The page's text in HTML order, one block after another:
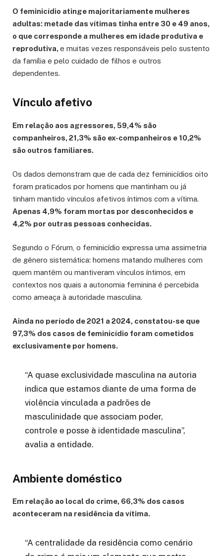
O feminicídio atinge majoritariamente mulheres
adultas: metade das vítimas tinha entre 30 e 49 anos,
o que corresponde a mulheres em idade produtiva e
reprodutiva,e muitas vezes responsáveis pelo sustento
da família e pelo cuidado de filhos e outros
dependentes.
Vínculo afetivo
Em relação aos agressores, 59,4% são
companheiros, 21,3% são ex-companheiros e 10,2%
são outros familiares.
Os dados demonstram que de cada dez feminicídios oito
foram praticados por homens que mantinham ou já
tinham mantido vínculos afetivos íntimos com a vítima.
Apenas 4,9% foram mortas por desconhecidos e
4,2% por outras pessoas conhecidas.
Segundo o Fórum, o feminicídio expressa uma assimetria
de gênero sistemática: homens matando mulheres com
quem mantêm ou mantiveram vínculos íntimos, em
contextos nos quais a autonomia feminina é percebida
como ameaça à autoridade masculina.
Ainda no período de 2021 a 2024, constatou-se que
97,3% dos casos de feminicídio foram cometidos
exclusivamente por homens.
“A quase exclusividade masculina na autoria
indica que estamos diante de uma forma de
violência vinculada a padrões de
masculinidade que associam poder,
controle e posse à identidade masculina”,
avalia a entidade.
Ambiente doméstico
Em relação ao local do crime, 66,3% dos casos
aconteceram na residência da vítima.
“A centralidade da residência como cenário